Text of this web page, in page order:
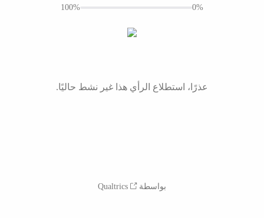
عذرًا، استطلاع الرأي هذا غير نشط حاليًا.
0%
100%
بواسطة Qualtrics